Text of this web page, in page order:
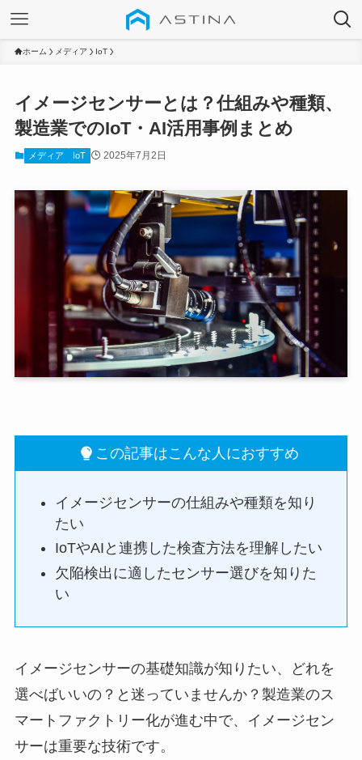
ホーム メディア IoT
イメージセンサーとは？仕組みや種類、
製造業でのIoT・AI活用事例まとめ
メディア IoT 2025年7月2日
この記事はこんな人におすすめ
イメージセンサーの仕組みや種類を知り
たい
IoTやAIと連携した検査方法を理解したい
欠陥検出に適したセンサー選びを知りた
い
イメージセンサーの基礎知識が知りたい、どれを
選べばいいの？と迷っていませんか？製造業のス
マートファクトリー化が進む中で、イメージセン
サーは重要な技術です。